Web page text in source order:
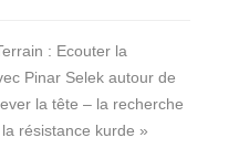
: Ecouter la
Pinar Selek autour de
la tête – la recherche
résistance kurde »